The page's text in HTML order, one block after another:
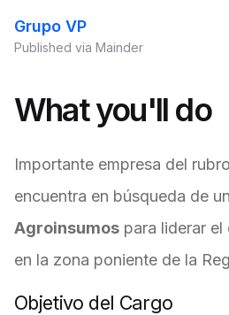
Grupo VP
Published via Mainder
What you'll do
Importante empresa del
encuentra en búsqueda de un
Agroinsumos para liderar
en la zona poniente de la
Objetivo del Cargo